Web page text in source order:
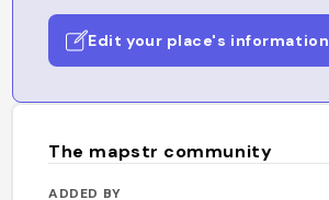
Edit your place's information
The mapstr community
ADDED BY